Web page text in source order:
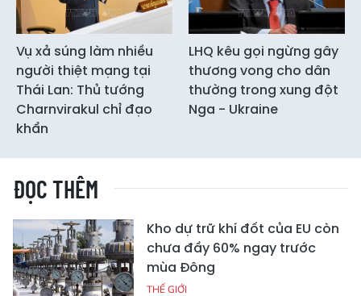
Vụ xả súng làm nhiều
người thiệt mạng tại
Thái Lan: Thủ tướng
Charnvirakul chỉ đạo
khẩn
LHQ kêu gọi ngừng gây
thương vong cho dân
thường trong xung đột
Nga - Ukraine
ĐỌC THÊM
Kho dự trữ khí đốt của EU còn
chưa đầy 60% ngay trước
mùa Đông
THẾ GIỚI